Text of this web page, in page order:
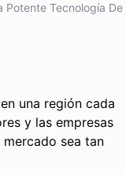
Potente Tecnología De
una región cada
y las empresas
mercado sea tan